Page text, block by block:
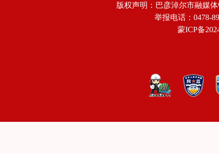
版权声明：巴彦淖尔市融媒
举报电话：0478-
蒙ICP备